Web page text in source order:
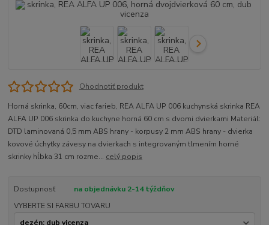
Ohodnotiť produkt
Horná skrinka, 60cm, viac farieb, REA ALFA UP 006 kuchynská skrinka REA
ALFA UP 006 skrinka do kuchyne horná 60 cm s dvomi dvierkami Materiál:
DTD laminovaná 0,5 mm ABS hrany - korpusy 2 mm ABS hrany - dvierka
kovové úchytky závesy na dvierkach s integrovaným tlmením horné
skrinky hĺbka 31 cm rozme... celý popis
Dostupnosť
na objednávku 2-14 týždňov
VYBERTE SI FARBU TOVARU